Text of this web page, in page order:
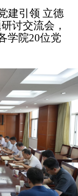
建引领 立德
讨交流会，
学院20位党